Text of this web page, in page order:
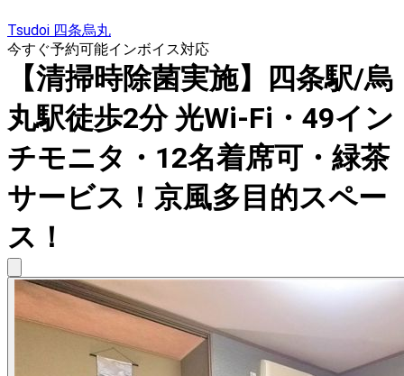
Tsudoi 四条烏丸
今すぐ予約可能インボイス対応
【清掃時除菌実施】四条駅/烏
丸駅徒歩2分 光Wi-Fi・49イン
チモニタ・12名着席可・緑茶
サービス！京風多目的スペー
ス！